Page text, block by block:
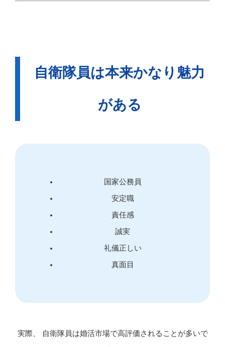
自衛隊員は本来かなり魅力
がある
国家公務員
安定職
責任感
誠実
礼儀正しい
真面目
実際、 自衛隊員は婚活市場で高評価されることが多いで